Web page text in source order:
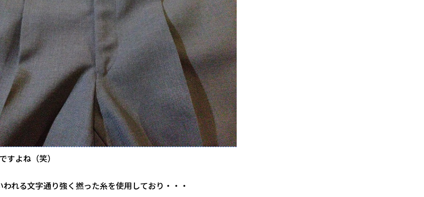
すよね（笑）
れる文字通り強く撚った糸を使用しており・・・